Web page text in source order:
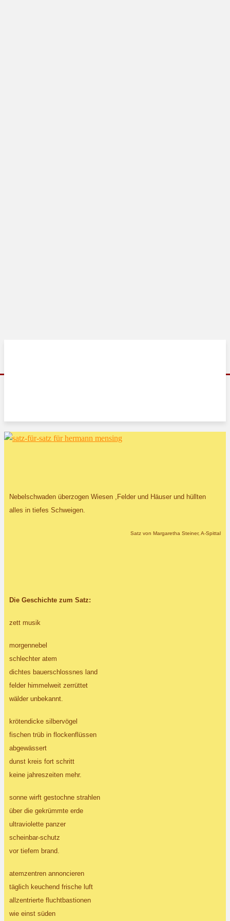
Nebelschwaden überzogen Wiesen ,Felder und Häuser und hüllten
alles in tiefes Schweigen.
Satz von Margaretha Steiner, A-Spittal
Die Geschichte zum Satz:
zett musik
morgennebel
schlechter atem
dichtes bauerschlossnes land
felder himmelweit zerrüttet
wälder unbekannt.
krötendicke silbervögel
fischen trüb in flockenflüssen
abgewässert
dunst kreis fort schritt
keine jahreszeiten mehr.
sonne wirft gestochne strahlen
über die gekrümmte erde
ultraviolette panzer
scheinbar-schutz
vor tiefem brand.
atemzentren annoncieren
täglich keuchend frische luft
allzentrierte fluchtbastionen
wie einst süden